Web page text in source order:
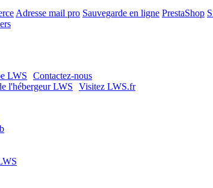
Adresse mail pro Sauvegarde en ligne PrestaShop
Contactez-nous
Visitez LWS.fr